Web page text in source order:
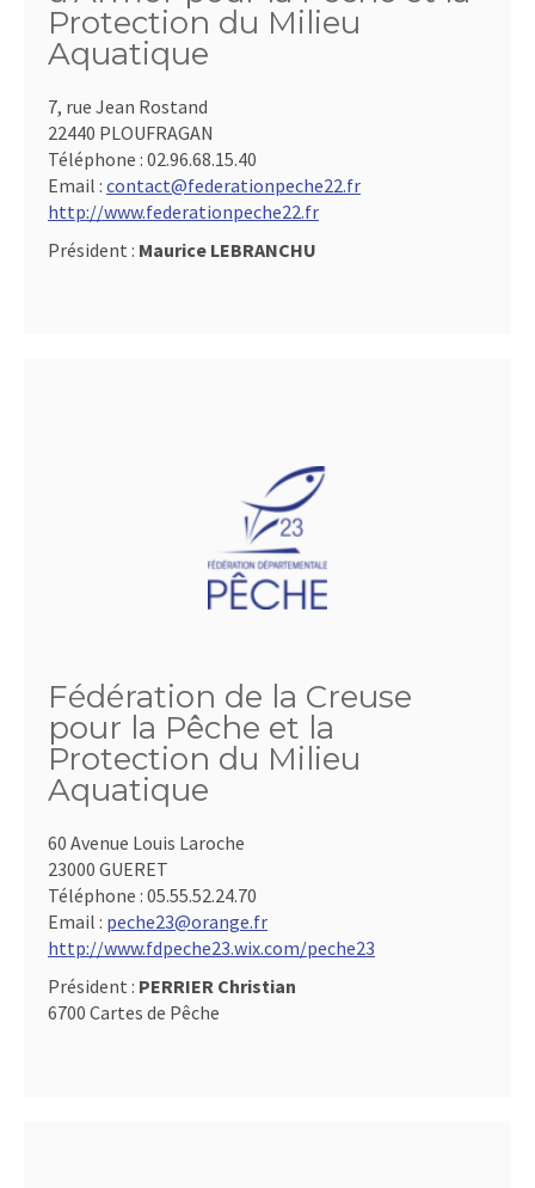
Protection du Milieu
Aquatique
7, rue Jean Rostand
22440 PLOUFRAGAN
Téléphone : 02.96.68.15.40
Email : contact@federationpeche22.fr
http://www.federationpeche22.fr
Président : Maurice LEBRANCHU
Fédération de la Creuse
pour la Pêche et la
Protection du Milieu
Aquatique
60 Avenue Louis Laroche
23000 GUERET
Téléphone : 05.55.52.24.70
Email : peche23@orange.fr
http://www.fdpeche23.wix.com/peche23
Président : PERRIER Christian
6700 Cartes de Pêche